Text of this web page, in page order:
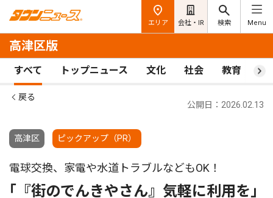
エリア 会社・IR 検索 Menu
高津区版
すべて トップニュース 文化 社会 教育 ス
戻る
高津区 ピックアップ（PR）
公開日：2026.02.13
電球交換、家電や水道トラブルなどもOK！
｢『街のでんきやさん』気軽に利用を｣